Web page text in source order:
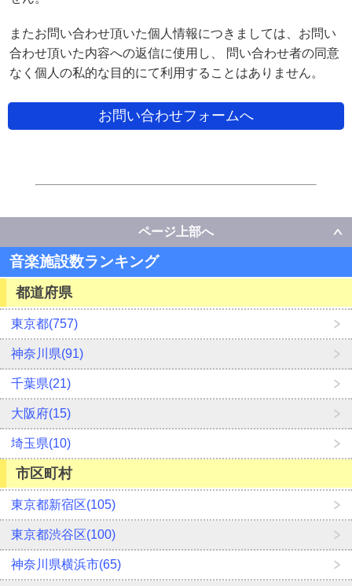
またお問い合わせ頂いた個人情報につきましては、お問い
合わせ頂いた内容への返信に使用し、 問い合わせ者の同意
なく個人の私的な目的にて利用することはありません。
お問い合わせフォームへ
ページ上部へ
音楽施設数ランキング
都道府県
東京都(757)
神奈川県(91)
千葉県(21)
大阪府(15)
埼玉県(10)
市区町村
東京都新宿区(105)
東京都渋谷区(100)
神奈川県横浜市(65)